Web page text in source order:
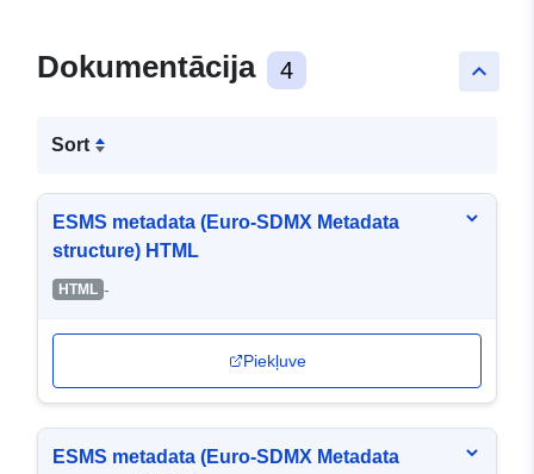
keyboard_arrow_up
Dokumentācija 4
Sort
ESMS metadata (Euro-SDMX Metadata
structure) HTML
HTML -
Piekļuve
ESMS metadata (Euro-SDMX Metadata